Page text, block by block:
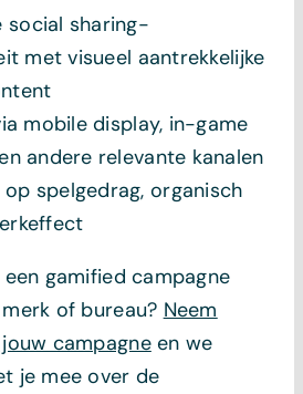
social sharing-
met visueel aantrekkelijke
mobile display, in-game
andere relevante kanalen
spelgedrag, organisch
gamified campagne
of bureau? Neem
campagneen we
je mee over de